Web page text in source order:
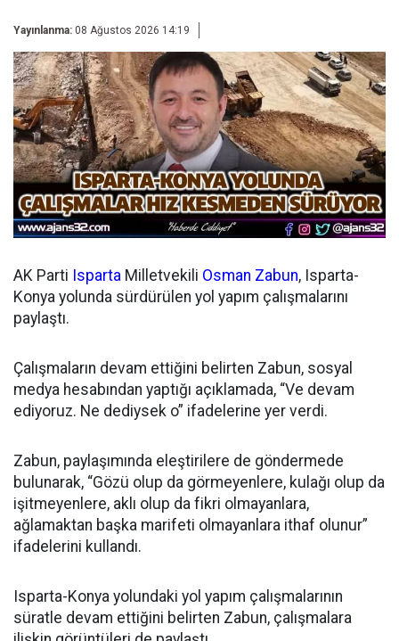
Yayınlanma: 08 Ağustos 2026 14:19
AK Parti Isparta Milletvekili Osman Zabun, Isparta-
Konya yolunda sürdürülen yol yapım çalışmalarını
paylaştı.
Çalışmaların devam ettiğini belirten Zabun, sosyal
medya hesabından yaptığı açıklamada, “Ve devam
ediyoruz. Ne dediysek o” ifadelerine yer verdi.
Zabun, paylaşımında eleştirilere de göndermede
bulunarak, “Gözü olup da görmeyenlere, kulağı olup da
işitmeyenlere, aklı olup da fikri olmayanlara,
ağlamaktan başka marifeti olmayanlara ithaf olunur”
ifadelerini kullandı.
Isparta-Konya yolundaki yol yapım çalışmalarının
süratle devam ettiğini belirten Zabun, çalışmalara